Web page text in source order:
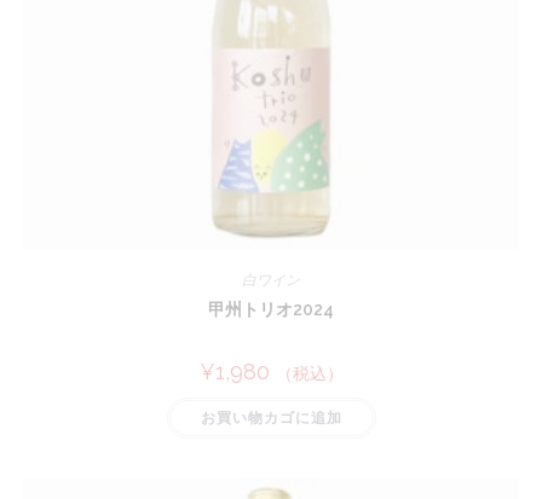
白ワイン
甲州トリオ2024
¥1,980 （税込）
お買い物カゴに追加